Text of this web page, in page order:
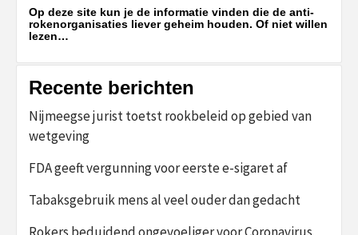
Op deze site kun je de informatie vinden die de anti-
rokenorganisaties liever geheim houden. Of niet willen
lezen…
Recente berichten
Nijmeegse jurist toetst rookbeleid op gebied van
wetgeving
FDA geeft vergunning voor eerste e-sigaret af
Tabaksgebruik mens al veel ouder dan gedacht